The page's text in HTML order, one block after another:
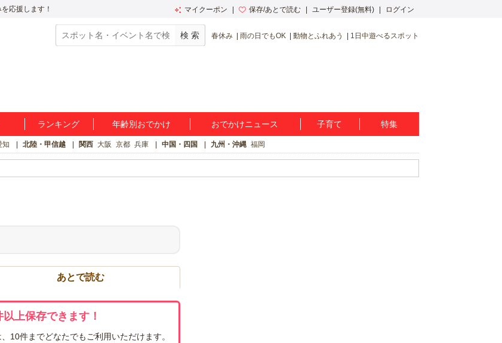
応援します！ マイクーポン 保存/あとで読む ユーザー登録(無料) ログイン
春休み 雨の日でもOK 動物とふれあう 1日中遊べるスポット
ランキング 年齢別おでかけ おでかけニュース 子育て 特集
知 北陸・甲信越 関西 大阪 京都 兵庫 中国・四国 九州・沖縄 福岡
あとで読む
上保存できます！
10件までどなたでもご利用いただけます。